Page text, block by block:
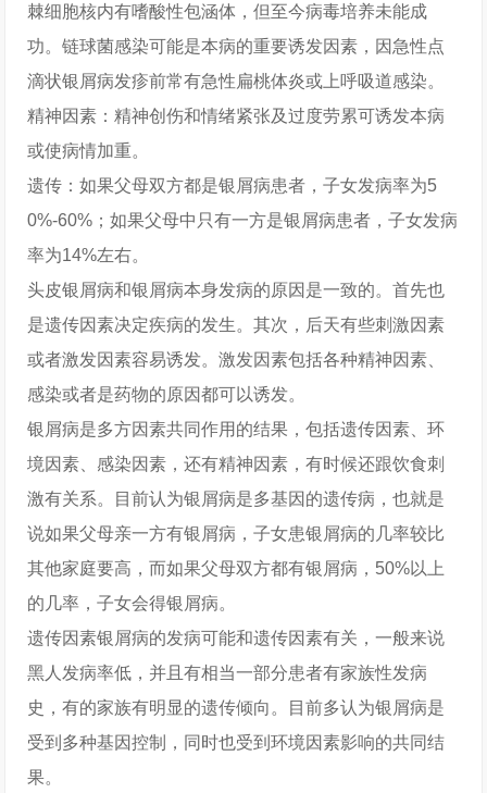
棘细胞核内有嗜酸性包涵体，但至今病毒培养未能成
功。链球菌感染可能是本病的重要诱发因素，因急性点
滴状银屑病发疹前常有急性扁桃体炎或上呼吸道感染。
精神因素：精神创伤和情绪紧张及过度劳累可诱发本病
或使病情加重。
遗传：如果父母双方都是银屑病患者，子女发病率为5
0%-60%；如果父母中只有一方是银屑病患者，子女发病
率为14%左右。
头皮银屑病和银屑病本身发病的原因是一致的。首先也
是遗传因素决定疾病的发生。其次，后天有些刺激因素
或者激发因素容易诱发。激发因素包括各种精神因素、
感染或者是药物的原因都可以诱发。
银屑病是多方因素共同作用的结果，包括遗传因素、环
境因素、感染因素，还有精神因素，有时候还跟饮食刺
激有关系。目前认为银屑病是多基因的遗传病，也就是
说如果父母亲一方有银屑病，子女患银屑病的几率较比
其他家庭要高，而如果父母双方都有银屑病，50%以上
的几率，子女会得银屑病。
遗传因素银屑病的发病可能和遗传因素有关，一般来说
黑人发病率低，并且有相当一部分患者有家族性发病
史，有的家族有明显的遗传倾向。目前多认为银屑病是
受到多种基因控制，同时也受到环境因素影响的共同结
果。